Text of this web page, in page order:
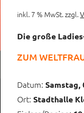
inkl. 7 % MwSt.zzgl.
Die große
ZUM
Datum:Samstag,
Ort:Stadthalle